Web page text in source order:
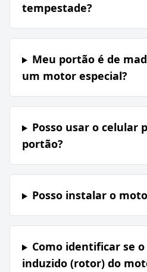
tempestade?
Meu portão é de
um motor especial?
Posso usar o celular
portão?
Posso instalar o
Como identificar se
induzido (rotor) do